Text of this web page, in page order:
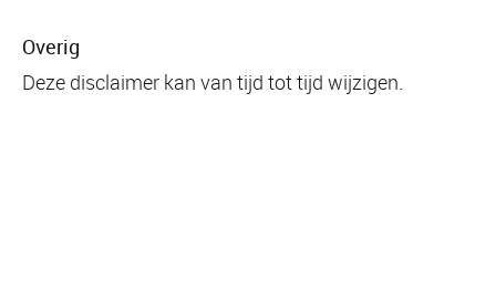
Overig
Deze disclaimer kan van tijd tot tijd wijzigen.